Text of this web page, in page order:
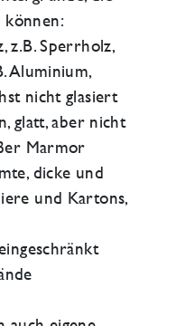
können:
z.B. Sperrholz,
Aluminium,
nicht glasiert
glatt, aber nicht
Marmor
dicke und
und Kartons,